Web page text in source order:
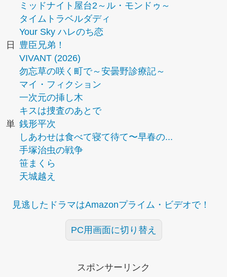
ミッドナイト屋台2～ル・モンドゥ～
タイムトラベルダディ
Your Sky ハレのち恋
日
豊臣兄弟！
VIVANT (2026)
勿忘草の咲く町で～安曇野診療記～
マイ・フィクション
一次元の挿し木
キスは捜査のあとで
単 銭形平次
しあわせは食べて寝て待て〜早春の...
手塚治虫の戦争
笹まくら
天城越え
見逃したドラマはAmazonプライム・ビデオで！
PC用画面に切り替え
スポンサーリンク